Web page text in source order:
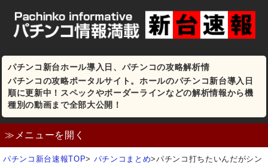
パチンコ新台ホール導入日、パチンコの攻略解析情
パチンコの攻略ポータルサイト。ホールのパチンコ新台導入日
順に更新中！スペックやボーダーラインなどの解析情報から機
種別の動画まで全部大公開！
≫メニューを開く
パチンコ新台速報TOP> パチンコまとめ>パチンコ打ちたいんだがシン